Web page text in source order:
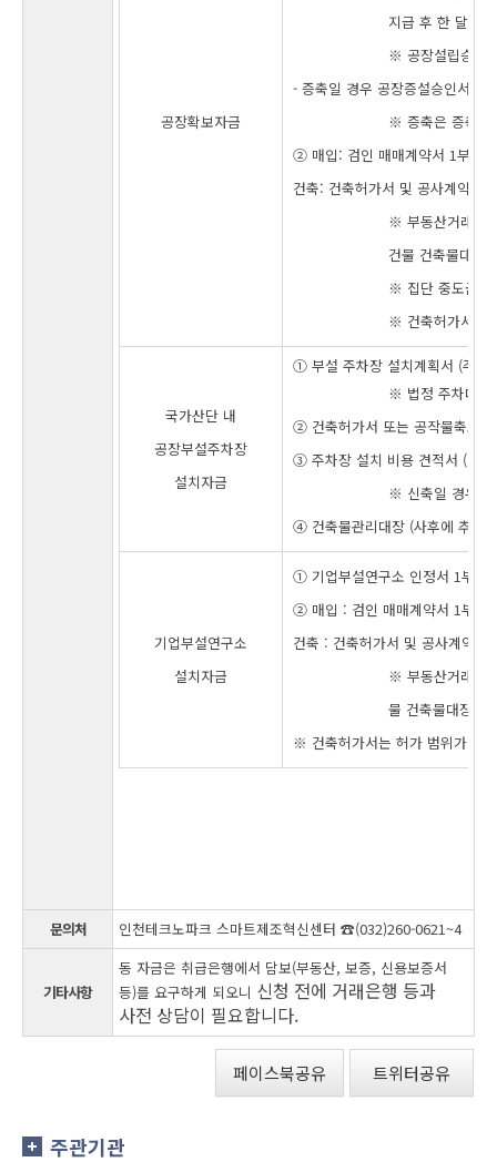
공장확보자금
지급 후 한 달 이
※ 공장설립승인
- 증축일 경우 공장증설승인서로
※ 증축은 증축
② 매입: 검인 매매계약서 1부 (또
건축: 건축허가서 및 공사계약서(
※ 부동산거래계
건물 건축물대장
※ 집단 중도금
※ 건축허가서는
국가산단 내
공장부설주차장
설치자금
① 부설 주차장 설치계획서 (주차
※ 법정 주차대수
② 건축허가서 또는 공작물축조
③ 주차장 설치 비용 견적서 (또는
※ 신축일 경우
④ 건축물관리대장 (사후에 추가
기업부설연구소
설치자금
① 기업부설연구소 인정서 1부
② 매입 : 검인 매매계약서 1부 (
건축 : 건축허가서 및 공사계약서
※ 부동산거래계
물 건축물대장 제
※ 건축허가서는 허가 범위가 아
문의처 인천테크노파크 스마트제조혁신센터 ☎(032)260-0621~4
기타사항
동 자금은 취급은행에서 담보(부동산, 보증, 신용보증서
등)를 요구하게 되오니 신청 전에 거래은행 등과
사전 상담이 필요합니다.
페이스북공유 트위터공유
주관기관